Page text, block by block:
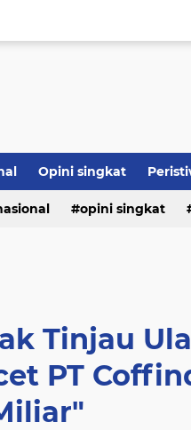
Opini singkat
opini singkat
Tinjau
PT